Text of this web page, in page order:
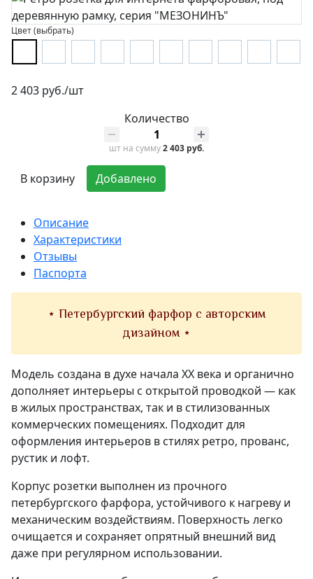
Цвет (выбрать)
2 403 руб./шт
Количество
шт на сумму2 403 руб.
В корзину Добавлено
Описание
Характеристики
Отзывы
Паспорта
⋆ Петербургский фарфор с авторским
дизайном ⋆
Модель создана в духе начала XX века и органично
дополняет интерьеры с открытой проводкой — как
в жилых пространствах, так и в стилизованных
коммерческих помещениях. Подходит для
оформления интерьеров в стилях ретро, прованс,
рустик и лофт.
Корпус розетки выполнен из прочного
петербургского фарфора, устойчивого к нагреву и
механическим воздействиям. Поверхность легко
очищается и сохраняет опрятный внешний вид
даже при регулярном использовании.